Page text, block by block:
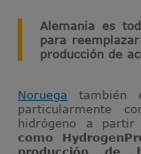
Alemania es
para
producción de
Noruega también
particularmente
hidrógeno a
como
producción de